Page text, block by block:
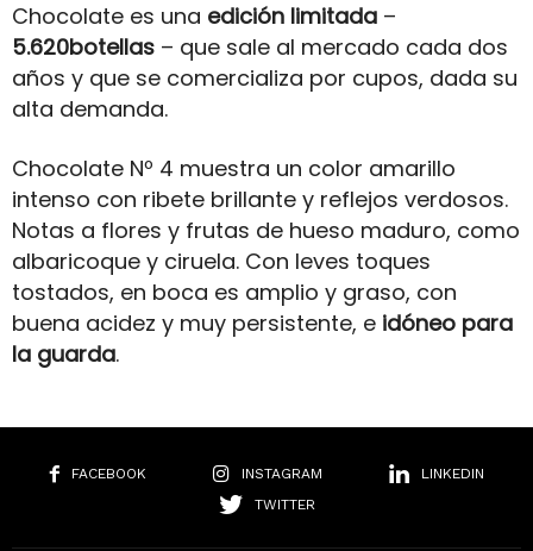
Chocolate es una edición limitada –
5.620botellas – que sale al mercado cada dos
años y que se comercializa por cupos, dada su
alta demanda.
Chocolate Nº 4 muestra un color amarillo
intenso con ribete brillante y reflejos verdosos.
Notas a flores y frutas de hueso maduro, como
albaricoque y ciruela. Con leves toques
tostados, en boca es amplio y graso, con
buena acidez y muy persistente, e idóneo para
la guarda.
FACEBOOK INSTAGRAM
LINKEDIN
TWITTER